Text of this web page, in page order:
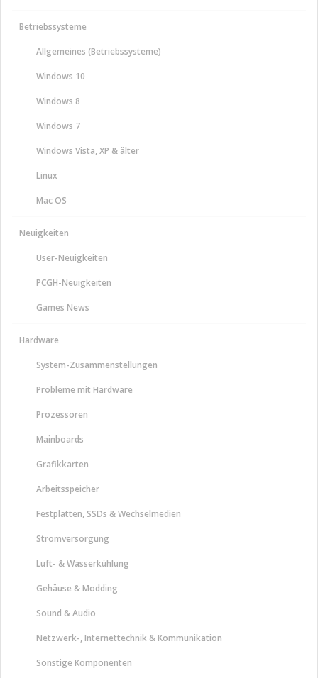
Betriebssysteme
Allgemeines (Betriebssysteme)
Windows 10
Windows 8
Windows 7
Windows Vista, XP & älter
Linux
Mac OS
Neuigkeiten
User-Neuigkeiten
PCGH-Neuigkeiten
Games News
Hardware
System-Zusammenstellungen
Probleme mit Hardware
Prozessoren
Mainboards
Grafikkarten
Arbeitsspeicher
Festplatten, SSDs & Wechselmedien
Stromversorgung
Luft- & Wasserkühlung
Gehäuse & Modding
Sound & Audio
Netzwerk-, Internettechnik & Kommunikation
Sonstige Komponenten